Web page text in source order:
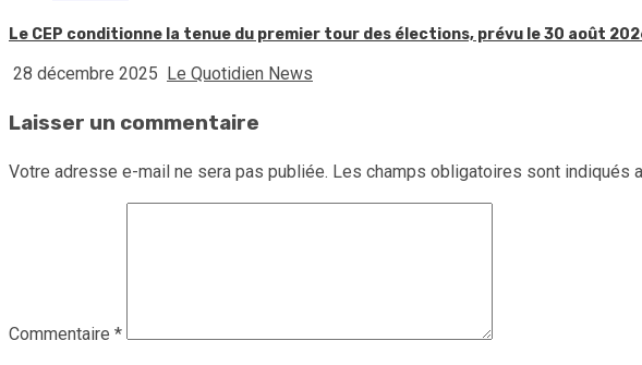
Le CEP conditionne la tenue du premier tour des élections, prévu le 30 août
28 décembre 2025 Le Quotidien News
Laisser un commentaire
Votre adresse e-mail ne sera pas publiée. Les champs obligatoires sont indiqués
Commentaire *